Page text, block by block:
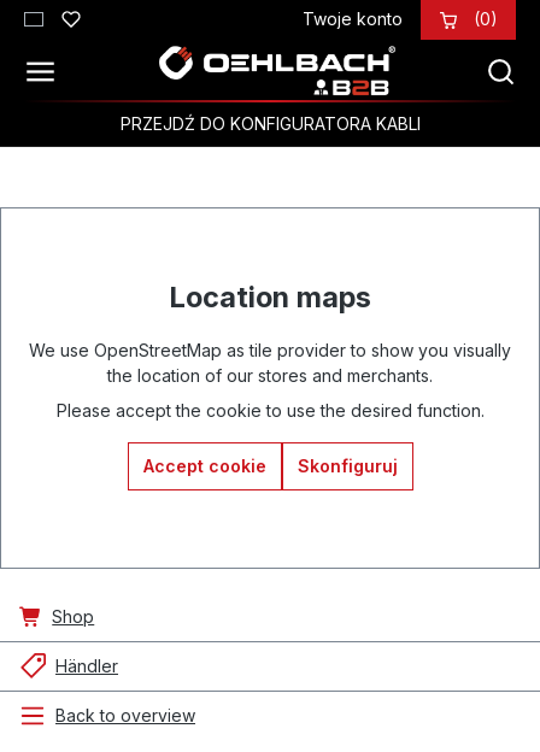
Przejdź do głównej zawartości Twoje konto (0)
PRZEJDŹ DO KONFIGURATORA KABLI
Location maps
We use OpenStreetMap as tile provider to show you visually
the location of our stores and merchants.
Please accept the cookie to use the desired function.
Accept cookie Skonfiguruj
Shop
Händler
Back to overview